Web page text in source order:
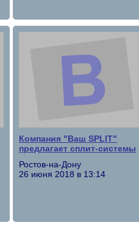
Компания "Ваш SPLIT"
предлагает сплит-системы
Ростов-на-Дону
26 июня 2018 в 13:14